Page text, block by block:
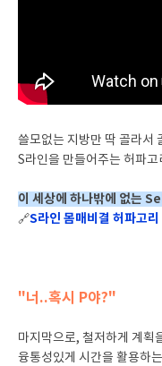
쓸모없는 지방만 딱 골라서
S라인을 만들어주는 허파고
이 세상에 하나밖에 없는
🔗S라인 몸매비결 허파고
"너..혹시 P야?"
마지막으로, 철저하게 계획
융통성있게 시간을 활용하